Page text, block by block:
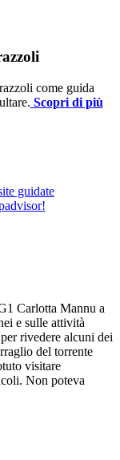
come guida
Scopri di più
guidate
Carlotta Mannu a
e sulle attività
rivedere alcuni dei
del torrente
visitare
Non poteva